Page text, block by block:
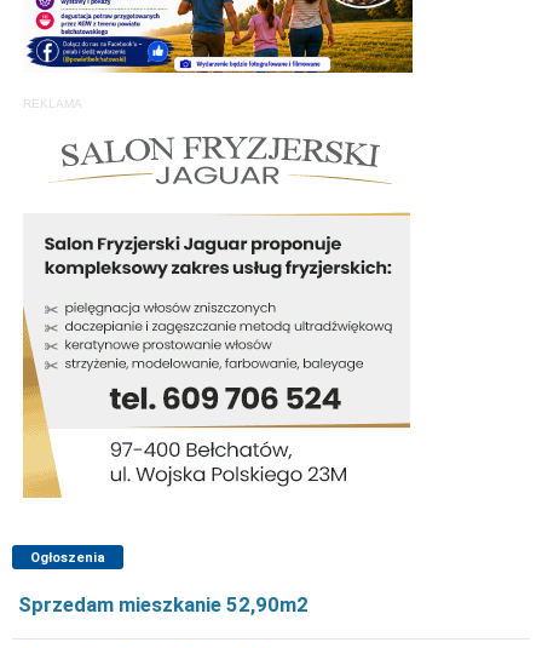
REKLAMA
Ogłoszenia
Sprzedam mieszkanie 52,90m2